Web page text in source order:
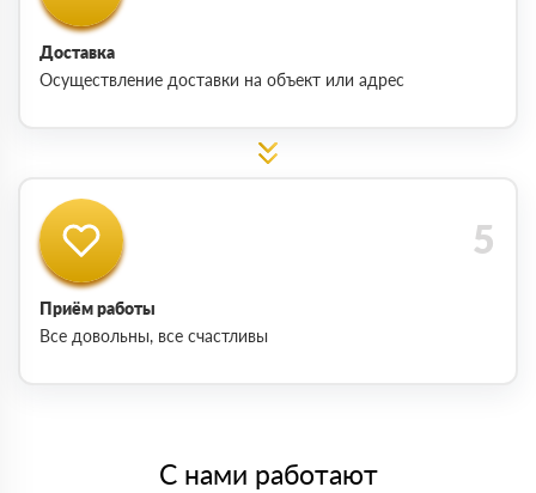
Доставка
Осуществление доставки на объект или адрес
Приём работы
Все довольны, все счастливы
С нами работают